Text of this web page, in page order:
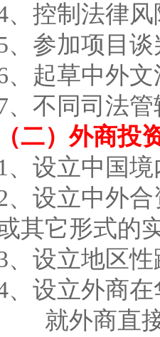
、控制法律风
、参加项目谈
、起草中外
、不同司法
（二）外商投
、设立中国
、设立中外
其它形式的
、设立地区
、设立外商
就外商直接